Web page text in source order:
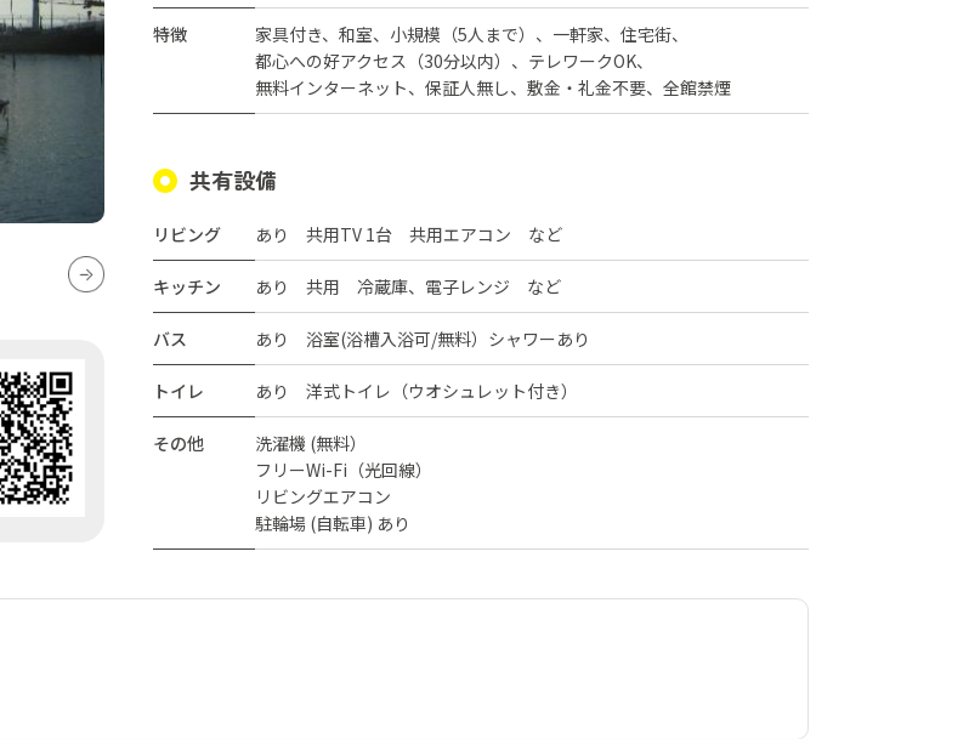
特徴 家具付き 和室 小規模（5人まで） 一軒家
住宅街
都心への好アクセス（30分以内）
テレワークOK
無料インターネット
保証人無し 敷金・礼金不要 全館禁煙
共有設備
リビング あり 共用TV 1台 共用エアコン など
キッチン あり 共用 冷蔵庫、電子レンジ など
バス あり 浴室(浴槽入浴可/無料）シャワーあり
トイレ あり 洋式トイレ（ウオシュレット付き）
その他
洗濯機 (無料）
フリーWi-Fi（光回線）
リビングエアコン
駐輪場 (自転車) あり